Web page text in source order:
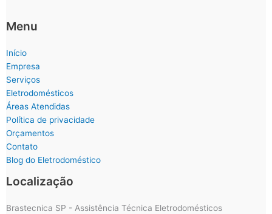
Menu
Início
Empresa
Serviços
Eletrodomésticos
Áreas Atendidas
Política de privacidade
Orçamentos
Contato
Blog do Eletrodoméstico
Localização
Brastecnica SP - Assistência Técnica Eletrodomésticos